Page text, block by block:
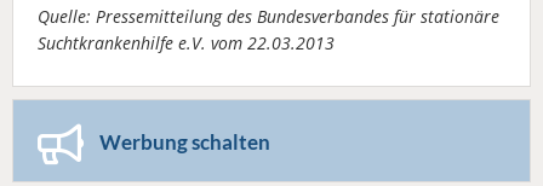
Quelle: Pressemitteilung des Bundesverbandes für stationäre
Suchtkrankenhilfe e.V. vom 22.03.2013
Werbung schalten